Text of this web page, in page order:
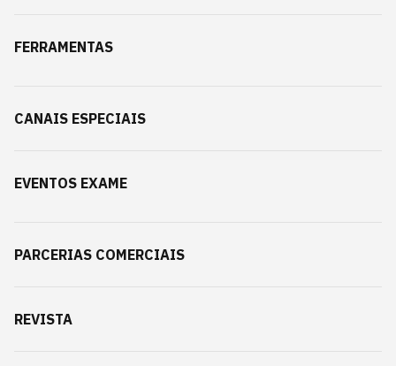
FERRAMENTAS
CANAIS ESPECIAIS
EVENTOS EXAME
PARCERIAS COMERCIAIS
REVISTA